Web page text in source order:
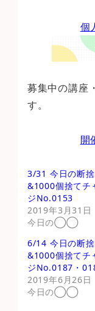
個
募集中の講座
す。
開
3/31 今日の断
&1000個捨てチ
ジNo.0153
2019年3月31日
今日の◯◯
6/14 今日の断
&1000個捨てチ
ジNo.0187・
2019年6月26日
今日の◯◯